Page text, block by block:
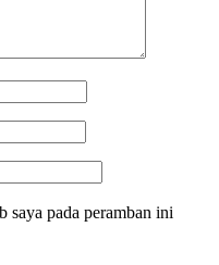
saya pada peramban ini